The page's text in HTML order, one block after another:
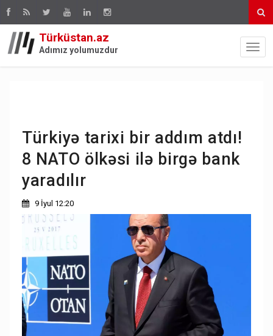
Türküstan.az
Adımız yolumuzdur
Türkiyə tarixi bir addım atdı!
8 NATO ölkəsi ilə birgə bank
yaradılır
9 İyul 12:20